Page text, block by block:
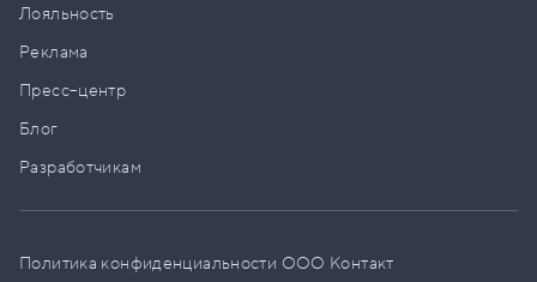
Лояльность
Реклама
Пресс–центр
Блог
Разработчикам
Политика конфиденциальности ООО Контакт